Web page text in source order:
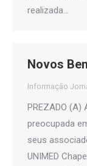
realizada…
Novos
Informação
PREZADO (A)
preocupada
seus
UNIMED